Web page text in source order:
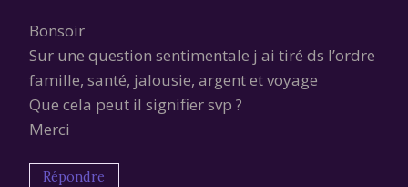
Bonsoir
Sur une question sentimentale j ai tiré ds l’ordre
famille, santé, jalousie, argent et voyage
Que cela peut il signifier svp ?
Merci
Répondre